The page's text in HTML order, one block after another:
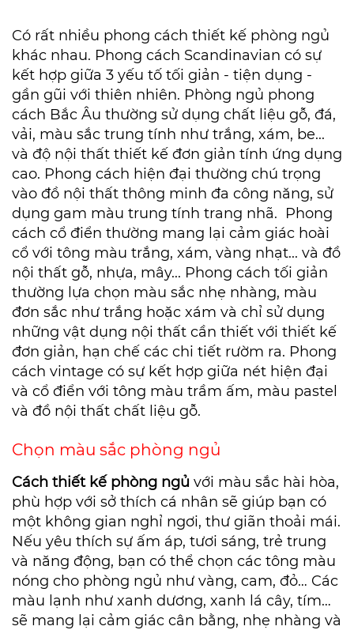
Có rất nhiều phong cách thiết kế phòng ngủ
khác nhau. Phong cách Scandinavian có sự
kết hợp giữa 3 yếu tố tối giản - tiện dụng -
gần gũi với thiên nhiên. Phòng ngủ phong
cách Bắc Âu thường sử dụng chất liệu gỗ, đá,
vải, màu sắc trung tính như trắng, xám, be...
và độ nội thất thiết kế đơn giản tính ứng dụng
cao. Phong cách hiện đại thường chú trọng
vào đồ nội thất thông minh đa công năng, sử
dụng gam màu trung tính trang nhã. Phong
cách cổ điển thường mang lại cảm giác hoài
cổ với tông màu trắng, xám, vàng nhạt... và đồ
nội thất gỗ, nhựa, mây... Phong cách tối giản
thường lựa chọn màu sắc nhẹ nhàng, màu
đơn sắc như trắng hoặc xám và chỉ sử dụng
những vật dụng nội thất cần thiết với thiết kế
đơn giản, hạn chế các chi tiết rườm ra. Phong
cách vintage có sự kết hợp giữa nét hiện đại
và cổ điển với tông màu trầm ấm, màu pastel
và đồ nội thất chất liệu gỗ.
Chọn màu sắc phòng ngủ
Cách thiết kế phòng ngủ với màu sắc hài hòa,
phù hợp với sở thích cá nhân sẽ giúp bạn có
một không gian nghỉ ngơi, thư giãn thoải mái.
Nếu yêu thích sự ấm áp, tươi sáng, trẻ trung
và năng động, bạn có thể chọn các tông màu
nóng cho phòng ngủ như vàng, cam, đỏ… Các
màu lạnh như xanh dương, xanh lá cây, tím…
sẽ mang lại cảm giác cân bằng, nhẹ nhàng và